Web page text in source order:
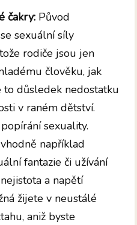
čakry: Původ
sexuální síly
rodiče jsou jen
člověku, jak
to důsledek nedostatku
v raném dětství.
sexuality.
například
fantazie či užívání
a napětí
žijete v neustálé
aniž byste